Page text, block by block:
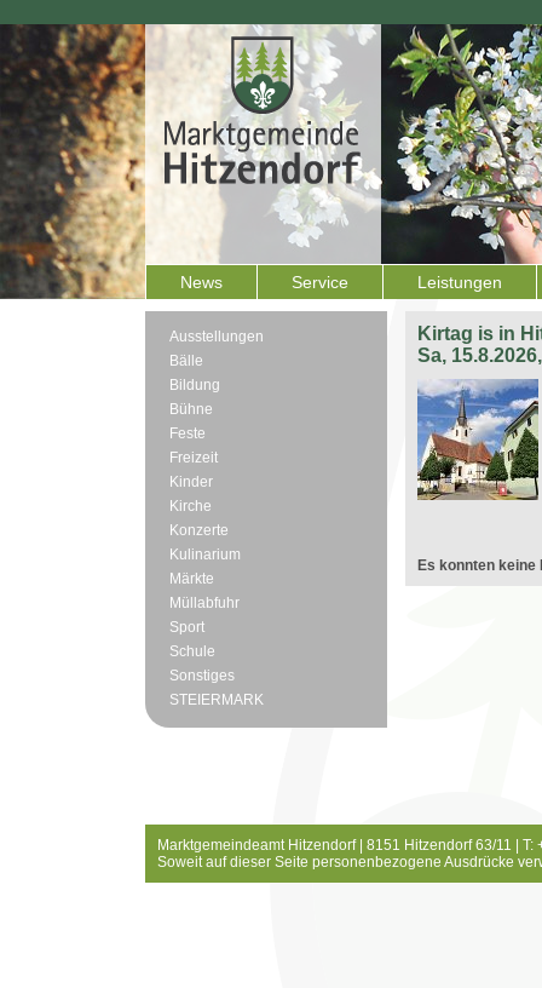
News Service Leistungen
Ausstellungen
Bälle
Bildung
Bühne
Feste
Freizeit
Kinder
Kirche
Konzerte
Kulinarium
Märkte
Müllabfuhr
Sport
Schule
Sonstiges
STEIERMARK
Kirtag is in
Sa,
Es konnten keine
Marktgemeindeamt Hitzendorf | 8151 Hitzendorf 63/11 |
Soweit auf dieser Seite personenbezogene Ausdrücke